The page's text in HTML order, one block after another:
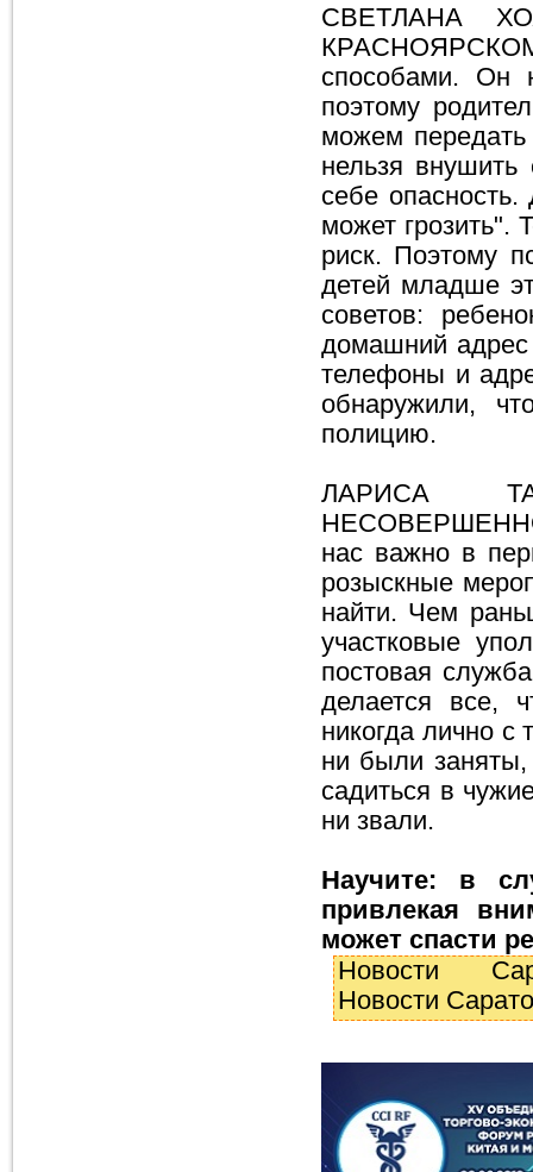
СВЕТЛАНА
способами. Он
поэтому
можем передать
нельзя внушить
себе
может грозить".
риск. Поэтому
детей младше
советов:
домашний адрес
телефоны и
обнаружили,
полицию.
ЛАРИСА
нас важно в
розыскные
найти. Чем
участковые
постовая
делается все,
никогда лично с
ни были заняты,
садиться в
ни звали.
Научите: в
привлекая
может спасти
Новости
Новости